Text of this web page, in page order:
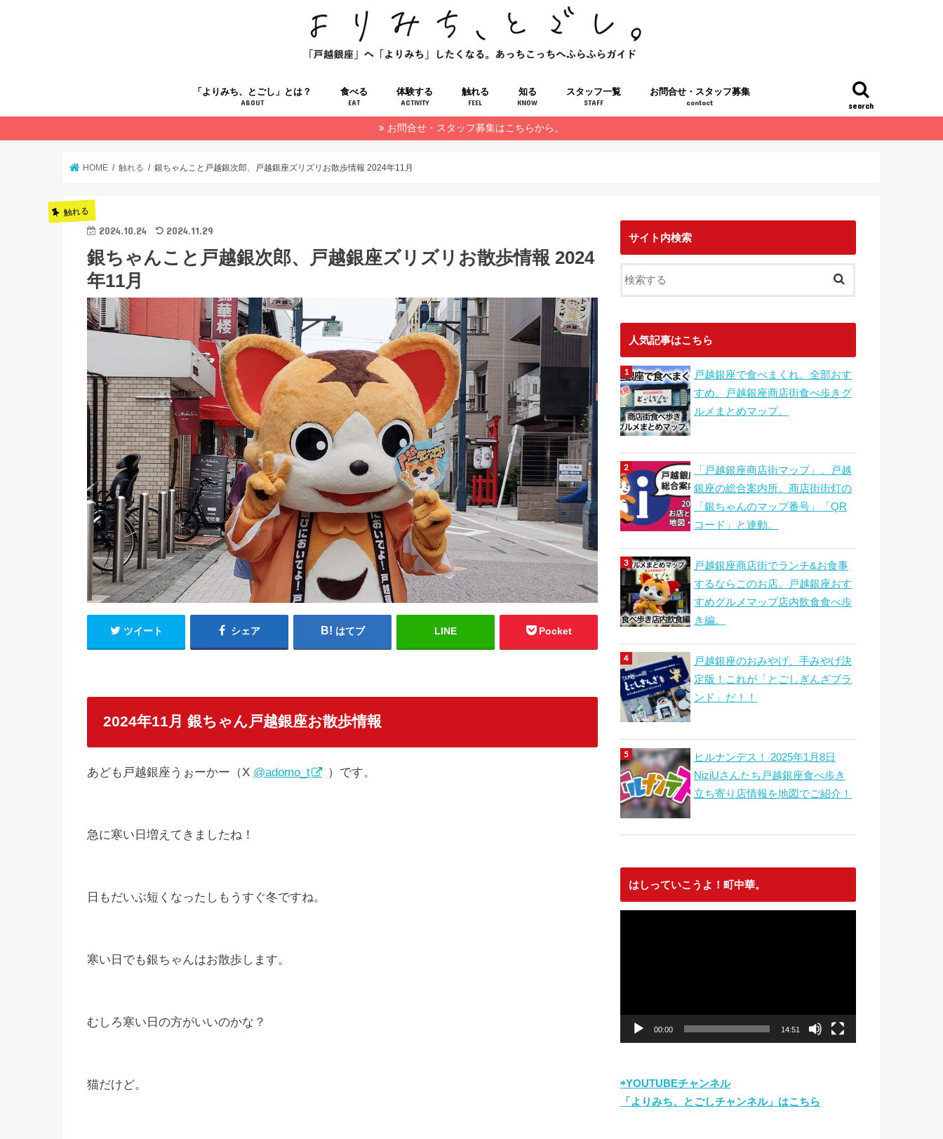
search
「よりみち、とごし」とは？
ABOUT
食べる
EAT
体験する
ACTIVITY
触れる
FEEL
知る
KNOW
スタッフ一覧
STAFF
お問合せ・スタッフ募集
contact
お問合せ・スタッフ募集はこちらから。
HOME 触れる 銀ちゃんこと戸越銀次郎、戸越銀座ズリズリお散歩情報 2024年11月
触れる
2024.10.24 2024.11.29
銀ちゃんこと戸越銀次郎、戸越銀座ズリズリお散歩情報 2024
年11月
ツイート シェア はてブ LINE Pocket
2024年11月 銀ちゃん戸越銀座お散歩情報
あども戸越銀座うぉーかー（X @adomo_t ）です。
急に寒い日増えてきましたね！
日もだいぶ短くなったしもうすぐ冬ですね。
寒い日でも銀ちゃんはお散歩します。
むしろ寒い日の方がいいのかな？
猫だけど。
サイト内検索
人気記事はこちら
戸越銀座で食べまくれ。全部おす
すめ。戸越銀座商店街食べ歩きグ
ルメまとめマップ。
「戸越銀座商店街マップ」。戸越
銀座の総合案内所。商店街街灯の
「銀ちゃんのマップ番号」「QR
コード」と連動。
戸越銀座商店街でランチ&お食事
するならこのお店。戸越銀座おす
すめグルメマップ店内飲食食べ歩
き編。
戸越銀座のおみやげ、手みやげ決
定版！これが「とごしぎんざブラ
ンド」だ！！
ヒルナンデス！ 2025年1月8日
NiziUさんたち戸越銀座食べ歩き
立ち寄り店情報を地図でご紹介！
はしっていこうよ！町中華。
00:00 14:51
⇨YOUTUBEチャンネル
「よりみち、とごしチャンネル」はこちら